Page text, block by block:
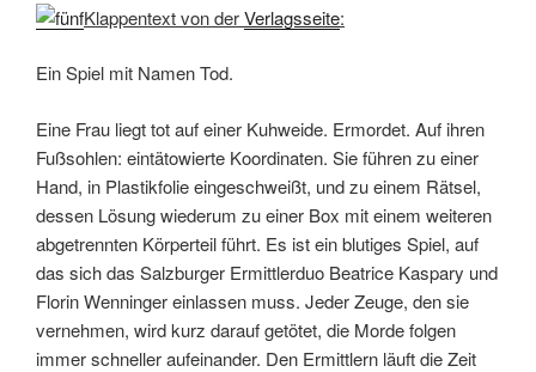
Klappentext von derVerlagsseite:
Ein Spiel mit Namen Tod.
Eine Frau liegt tot auf einer Kuhweide. Ermordet. Auf ihren
Fußsohlen: eintätowierte Koordinaten. Sie führen zu einer
Hand, in Plastikfolie eingeschweißt, und zu einem Rätsel,
dessen Lösung wiederum zu einer Box mit einem weiteren
abgetrennten Körperteil führt. Es ist ein blutiges Spiel, auf
das sich das Salzburger Ermittlerduo Beatrice Kaspary und
Florin Wenninger einlassen muss. Jeder Zeuge, den sie
vernehmen, wird kurz darauf getötet, die Morde folgen
immer schneller aufeinander. Den Ermittlern läuft die Zeit